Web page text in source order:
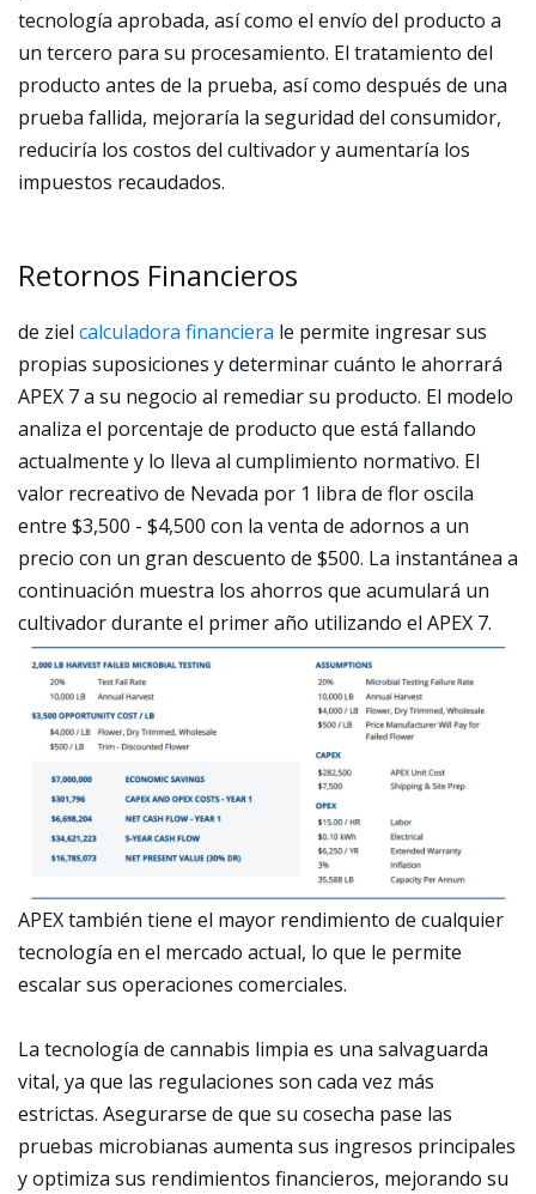
tecnología aprobada, así como el envío del producto a
un tercero para su procesamiento. El tratamiento del
producto antes de la prueba, así como después de una
prueba fallida, mejoraría la seguridad del consumidor,
reduciría los costos del cultivador y aumentaría los
impuestos recaudados.
Retornos Financieros
de ziel calculadora financiera le permite ingresar sus
propias suposiciones y determinar cuánto le ahorrará
APEX 7 a su negocio al remediar su producto. El modelo
analiza el porcentaje de producto que está fallando
actualmente y lo lleva al cumplimiento normativo. El
valor recreativo de Nevada por 1 libra de flor oscila
entre $3,500 - $4,500 con la venta de adornos a un
precio con un gran descuento de $500. La instantánea a
continuación muestra los ahorros que acumulará un
cultivador durante el primer año utilizando el APEX 7.
APEX también tiene el mayor rendimiento de cualquier
tecnología en el mercado actual, lo que le permite
escalar sus operaciones comerciales.
La tecnología de cannabis limpia es una salvaguarda
vital, ya que las regulaciones son cada vez más
estrictas. Asegurarse de que su cosecha pase las
pruebas microbianas aumenta sus ingresos principales
y optimiza sus rendimientos financieros, mejorando su